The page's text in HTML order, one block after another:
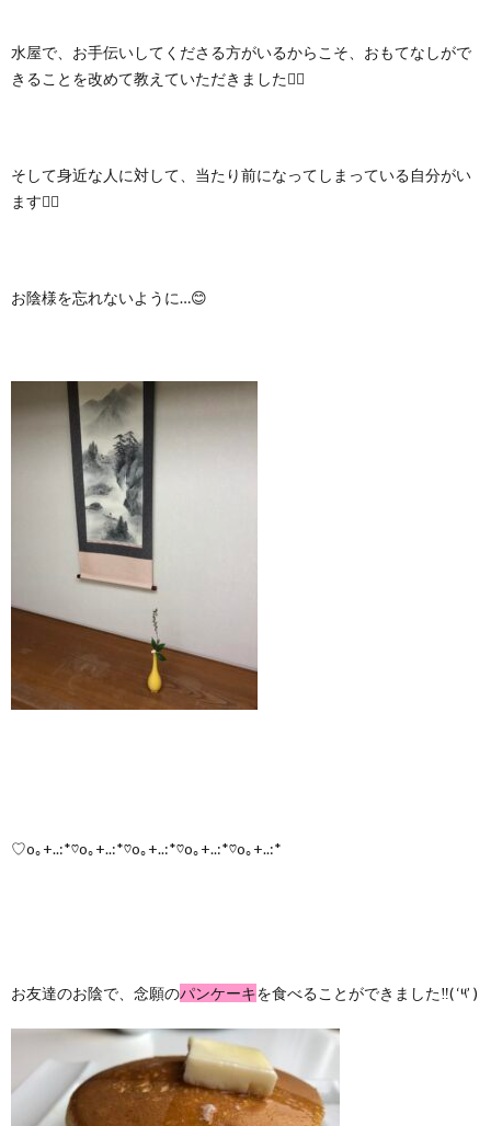
水屋で、お手伝いしてくださる方がいるからこそ、おもてなしがで
きることを改めて教えていただきました🙇‍♀️
そして身近な人に対して、当たり前になってしまっている自分がい
ます🙇‍♀️
お陰様を忘れないように…😊
♡o｡+..:*♡o｡+..:*♡o｡+..:*♡o｡+..:*♡o｡+..:*
お友達のお陰で、念願のパンケーキを食べることができました‼️( ‘༥’ )